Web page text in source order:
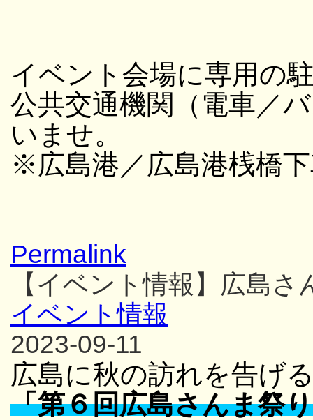
イベント会場に専用の
公共交通機関（電車／
いませ。
※広島港／広島港桟橋
Permalink
【イベント情報】広島さ
イベント情報
2023-09-11
広島に秋の訪れを告げ
「第６回広島さんま祭